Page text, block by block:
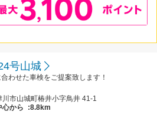
号山城
わせた車検をご提案致します！
川市山城町椿井小字鳥井 41-1
心から
:8.8km